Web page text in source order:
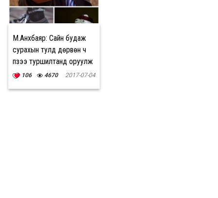
М.Анхбаяр: Сайн будаж
сурахын тулд дөрвөн ч
пүүзээ туршилтанд оруулж
билээ
106 4670 2017-07-04